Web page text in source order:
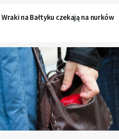
Wraki na Bałtyku czekają na nurków